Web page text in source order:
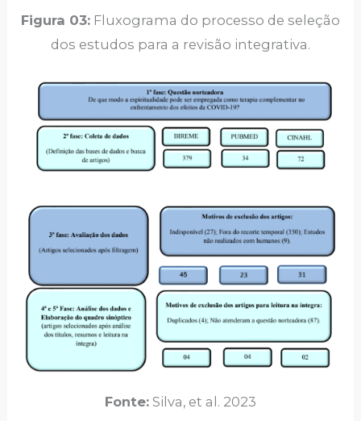
Figura 03: Fluxograma do processo de seleção
dos estudos para a revisão integrativa.
Fonte: Silva, et al. 2023